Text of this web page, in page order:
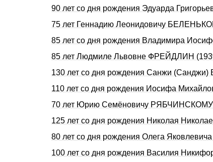
90 лет со дня рождения Эдуарда
75 лет Геннадию Леонидовичу
85 лет со дня рождения Владимира
85 лет Людмиле Львовне ФРЕЙДЛИН
130 лет со дня pождения Санжи
110 лет со дня рождения Иосифа
70 лет Юрию Семёновичу РЯБЧИНСКОМУ
125 лет со дня рождения Николая
80 лет со дня рождения Олега
100 лет со дня рождения Василия